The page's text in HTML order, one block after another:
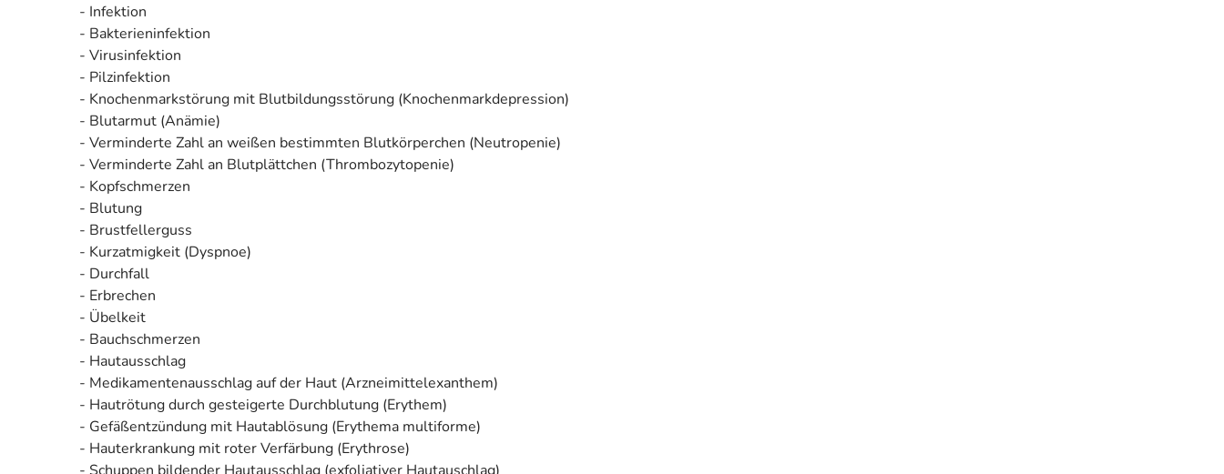
- Infektion
- Bakterieninfektion
- Virusinfektion
- Pilzinfektion
- Knochenmarkstörung mit Blutbildungsstörung (Knochenmarkdepression)
- Blutarmut (Anämie)
- Verminderte Zahl an weißen bestimmten Blutkörperchen (Neutropenie)
- Verminderte Zahl an Blutplättchen (Thrombozytopenie)
- Kopfschmerzen
- Blutung
- Brustfellerguss
- Kurzatmigkeit (Dyspnoe)
- Durchfall
- Erbrechen
- Übelkeit
- Bauchschmerzen
- Hautausschlag
- Medikamentenausschlag auf der Haut (Arzneimittelexanthem)
- Hautrötung durch gesteigerte Durchblutung (Erythem)
- Gefäßentzündung mit Hautablösung (Erythema multiforme)
- Hauterkrankung mit roter Verfärbung (Erythrose)
- Schuppen bildender Hautausschlag (exfoliativer Hautauschlag)